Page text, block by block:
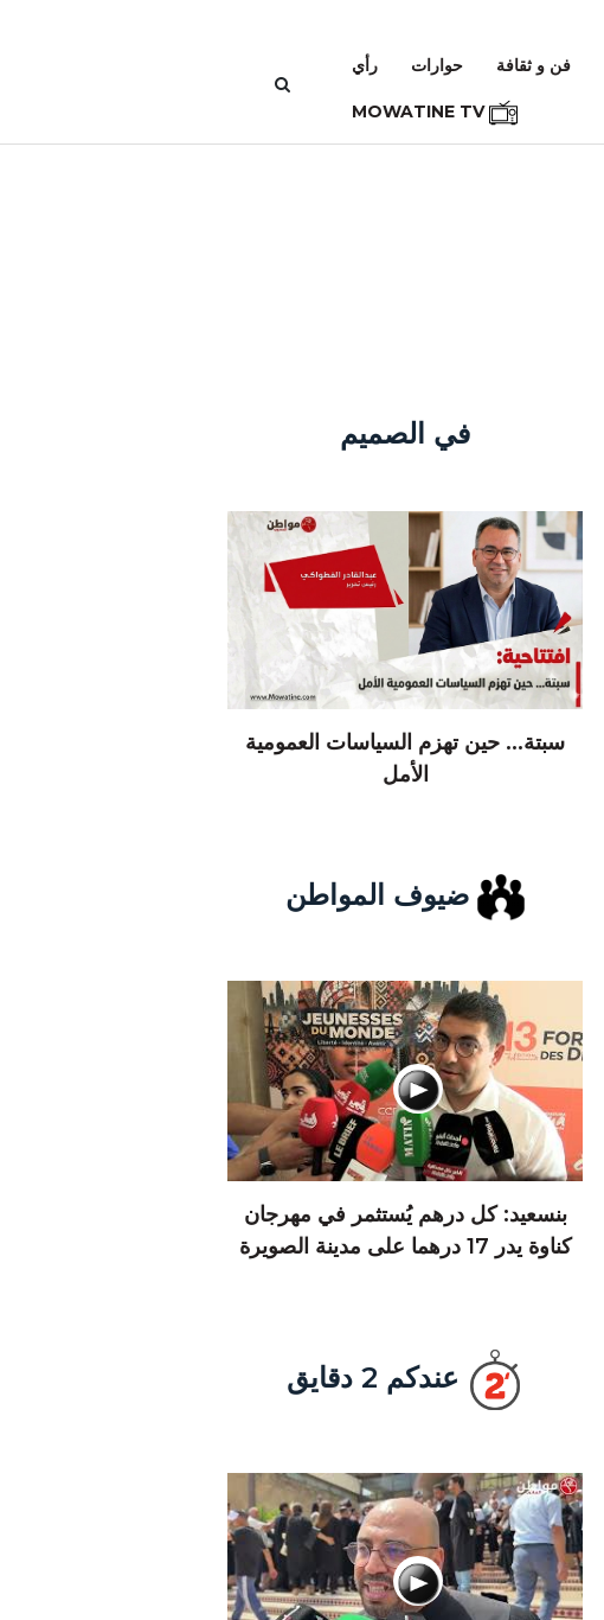
فن و ثقافة حوارات رأي
MOWATINE TV
في الصميم
سبتة... حين تهزم السياسات العمومية
الأمل
ضيوف المواطن
بنسعيد: كل درهم يُستثمر في مهرجان
كناوة يدر 17 درهما على مدينة الصويرة
عندكم 2 دقايق